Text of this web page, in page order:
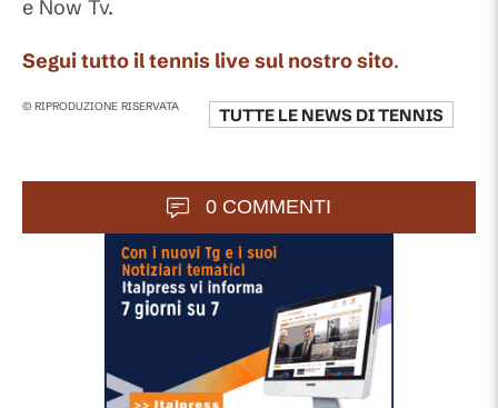
e Now Tv.
Segui tutto il tennis live sul nostro sito.
© RIPRODUZIONE RISERVATA TUTTE LE NEWS DITENNIS
0 COMMENTI